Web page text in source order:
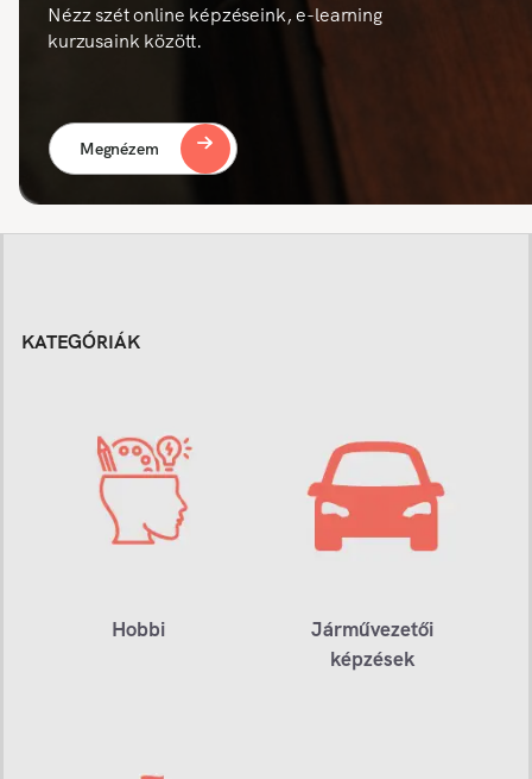
Nézz szét online képzéseink, e-learning
kurzusaink között.
Megnézem
KATEGÓRIÁK
Hobbi
Járművezetői
képzések